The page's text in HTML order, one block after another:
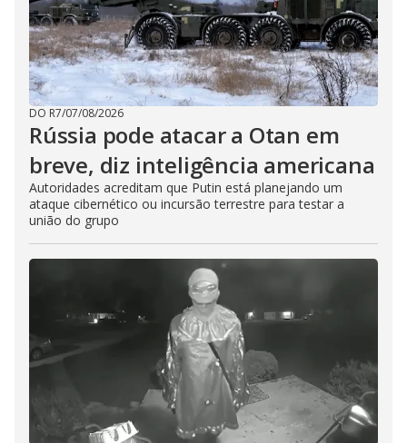
DO R7/07/08/2026
Rússia pode atacar a Otan em
breve, diz inteligência americana
Autoridades acreditam que Putin está planejando um
ataque cibernético ou incursão terrestre para testar a
união do grupo